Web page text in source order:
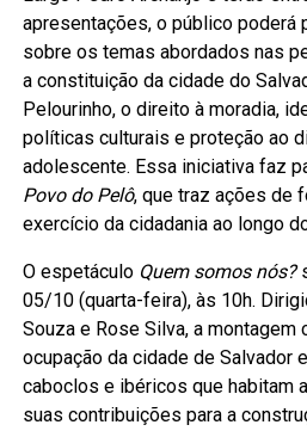
apresentações, o público poderá
sobre os temas abordados nas
a constituição da cidade do
Pelourinho, o direito à moradia,
políticas culturais e proteção ao
adolescente. Essa iniciativa faz
Povo do Pelô, que traz ações de
exercício da cidadania ao longo
O espetáculo Quem somos nós?
05/10 (quarta-feira), às 10h.
Souza e Rose Silva, a montagem
ocupação da cidade de Salvador
caboclos e ibéricos que habitam
suas contribuições para a